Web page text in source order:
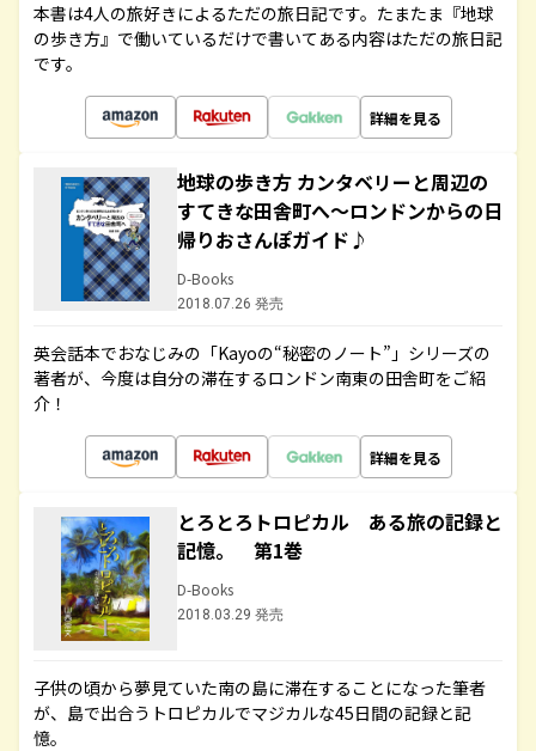
本書は4人の旅好きによるただの旅日記です。たまたま『地球
の歩き方』で働いているだけで書いてある内容はただの旅日記
です。
詳細を見る
地球の歩き方 カンタベリーと周辺の
すてきな田舎町へ～ロンドンからの日
帰りおさんぽガイド♪
D-Books
2018.07.26 発売
英会話本でおなじみの「Kayoの“秘密のノート”」シリーズの
著者が、今度は自分の滞在するロンドン南東の田舎町をご紹
介！
詳細を見る
とろとろトロピカル ある旅の記録と
記憶。 第1巻
D-Books
2018.03.29 発売
子供の頃から夢見ていた南の島に滞在することになった筆者
が、島で出合うトロピカルでマジカルな45日間の記録と記
憶。